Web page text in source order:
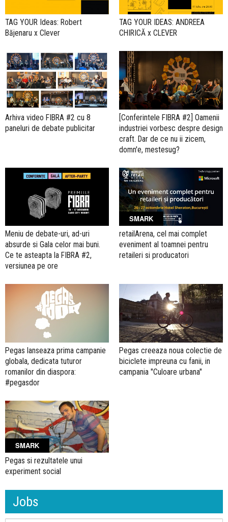
TAG YOUR Ideas: Robert
Băjenaru x Clever
TAG YOUR IDEAS: ANDREEA
CHIRICĂ x CLEVER
Arhiva video FIBRA #2 cu 8
paneluri de debate publicitar
[Conferintele FIBRA #2] Oamenii
industriei vorbesc despre design
craft. Dar de ce nu ii zicem,
domn'e, mestesug?
Meniu de debate-uri, ad-uri
absurde si Gala celor mai buni.
Ce te asteapta la FIBRA #2,
versiunea pe ore
SMARK
retailArena, cel mai complet
eveniment al toamnei pentru
retaileri si producatori
Pegas lanseaza prima campanie
globala, dedicata tuturor
romanilor din diaspora:
#pegasdor
Pegas creeaza noua colectie de
biciclete impreuna cu fanii, in
campania "Culoare urbana"
SMARK
Pegas si rezultatele unui
experiment social
Jobs